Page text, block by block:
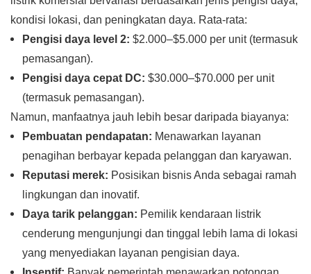
kondisi lokasi, dan peningkatan daya. Rata-rata:
Pengisi daya level 2: $2.000–$5.000 per unit (termasuk
pemasangan).
Pengisi daya cepat DC: $30.000–$70.000 per unit
(termasuk pemasangan).
Namun, manfaatnya jauh lebih besar daripada biayanya:
Pembuatan pendapatan: Menawarkan layanan
penagihan berbayar kepada pelanggan dan karyawan.
Reputasi merek: Posisikan bisnis Anda sebagai ramah
lingkungan dan inovatif.
Daya tarik pelanggan: Pemilik kendaraan listrik
cenderung mengunjungi dan tinggal lebih lama di lokasi
yang menyediakan layanan pengisian daya.